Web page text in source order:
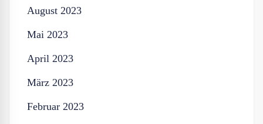
August 2023
Mai 2023
April 2023
März 2023
Februar 2023